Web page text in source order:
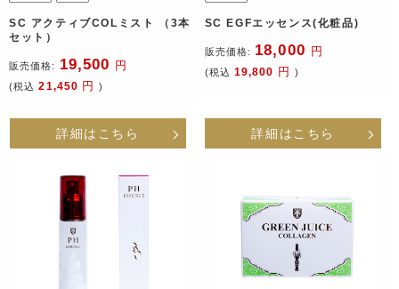
SC アクティブCOLミスト （3本
セット）
販売価格: 19,500 円
(税込 21,450 円)
詳細はこちら
SC EGFエッセンス(化粧品)
販売価格: 18,000 円
(税込 19,800 円 )
詳細はこちら